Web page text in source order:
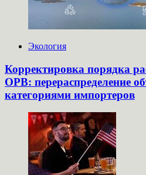
Экология
Корректировка порядка
ОРВ: перераспределение
категориями импортеров